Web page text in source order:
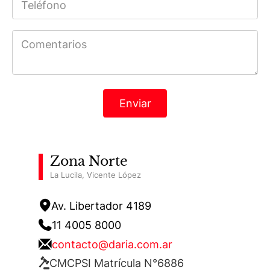
Zona Norte
La Lucila, Vicente López
Av. Libertador 4189
11 4005 8000
contacto@daria.com.ar
CMCPSI Matrícula N°6886